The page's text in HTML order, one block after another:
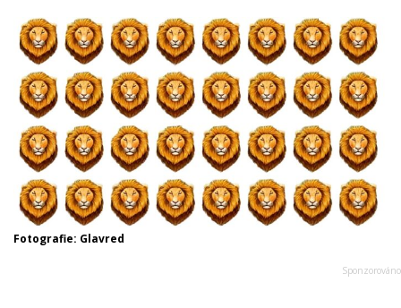
Fotografie: Glavred